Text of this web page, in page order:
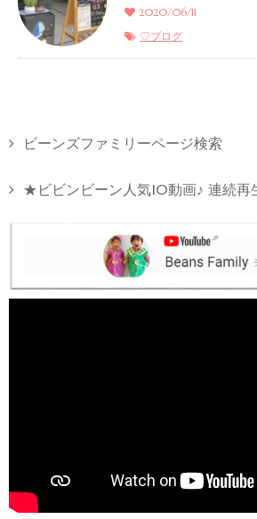
2020/06/11
♡ブログ
ビーンズファミリーページ検索
★ビビンビーン人気10動画♪ 連続